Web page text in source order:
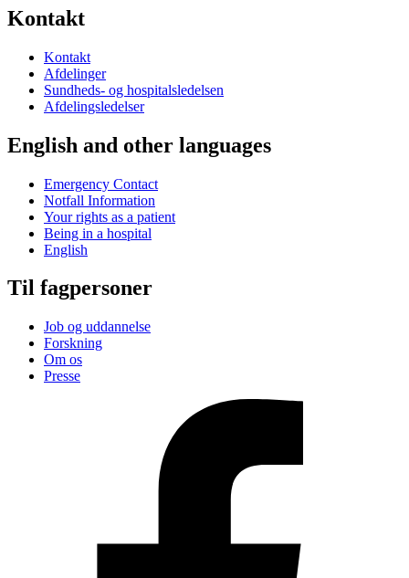
Kontakt
Kontakt
Afdelinger
Sundheds- og hospitalsledelsen
Afdelingsledelser
English and other languages
Emergency Contact
Notfall Information
Your rights as a patient
Being in a hospital
English
Til fagpersoner
Job og uddannelse
Forskning
Om os
Presse